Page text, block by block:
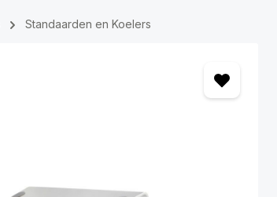
Standaarden en Koelers